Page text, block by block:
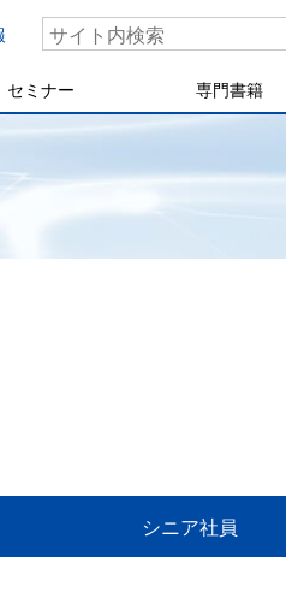
セミナー 専門書籍
シニア社員